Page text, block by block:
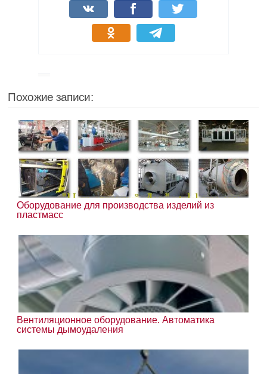
Похожие записи:
Оборудование для производства изделий из
пластмасс
Вентиляционное оборудование. Автоматика
системы дымоудаления